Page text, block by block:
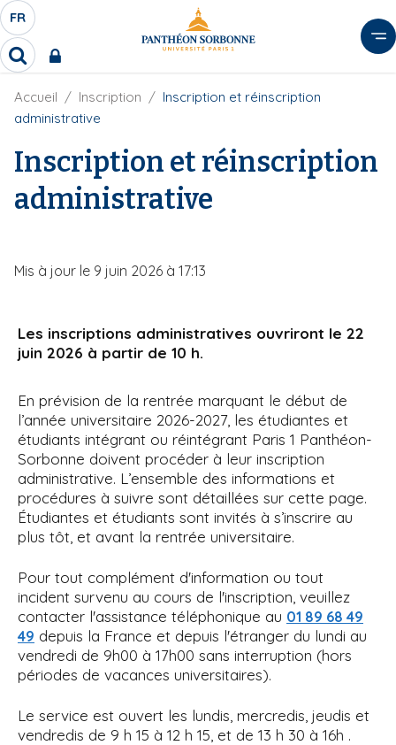
A
l
l
e
S
É
L
E
C
E
U
R
G
U
F
R
FR
R
c
h
r
c
e
F
r
i
e
Accueil Inscription
Inscription et réinscription
administrative
Inscription et réinscription
administrative
Mis à jour le 9 juin 2026 à 17:13
Les inscriptions administratives ouvriront le 22
juin 2026 à partir de 10 h.
En prévision de la rentrée marquant le début de
l’année universitaire 2026-2027, les étudiantes et
étudiants intégrant ou réintégrant Paris 1 Panthéon-
Sorbonne doivent procéder à leur inscription
administrative. L’ensemble des informations et
procédures à suivre sont détaillées sur cette page.
Étudiantes et étudiants sont invités à s’inscrire au
plus tôt, et avant la rentrée universitaire.
Pour tout complément d'information ou tout
incident survenu au cours de l'inscription, veuillez
contacter l'assistance téléphonique au 01 89 68 49
49 depuis la France et depuis l'étranger du lundi au
vendredi de 9h00 à 17h00 sans interruption (hors
périodes de vacances universitaires).
Le service est ouvert les lundis, mercredis, jeudis et
vendredis de 9 h 15 à 12 h 15, et de 13 h 30 à 16h .